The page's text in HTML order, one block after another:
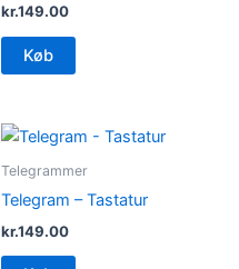
kr.149.00
Køb
Telegrammer
Telegram – Tastatur
kr.149.00